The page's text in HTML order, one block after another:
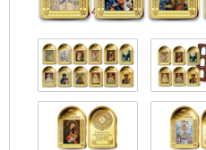
4.4 / 5